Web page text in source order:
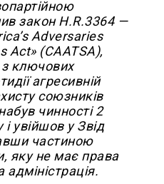
закон H.R.3364 —
Adversaries
Act» (CAATSA),
ключових
агресивній
союзників
чинності 2
увійшов у Звід
частиною
яку не має права
адміністрація.